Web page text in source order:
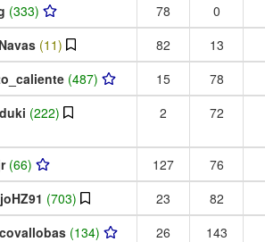
(333) 78 0
(11) 82 13
(487) 15 78
(222) 2 72
(66) 127 76
(703) 23 82
(134) 26 143